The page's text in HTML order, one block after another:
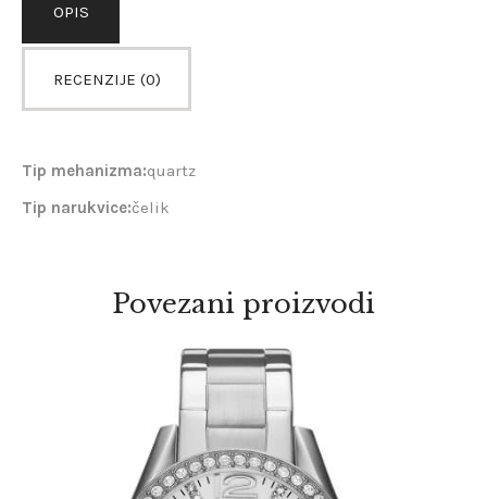
OPIS
RECENZIJE (0)
Tip mehanizma:quartz
Tip narukvice:čelik
Povezani proizvodi